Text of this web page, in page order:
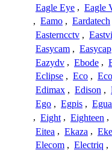
Eagle Eye , Eagle
, Eamo , Eardatech
Easterncctv ,
Easycam , Easycap
Eazydv , Ebode ,
Eclipse , Eco ,
Edimax , Edison ,
Ego , Egpis ,
, Eight , Eighteen ,
Eitea , Ekaza ,
Elecom , Electriq ,